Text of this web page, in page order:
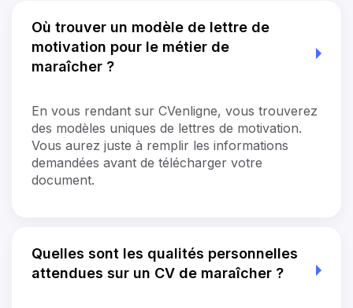
Où trouver un modèle de lettre de
motivation pour le métier de
maraîcher ?
En vous rendant sur CVenligne, vous trouverez
des modèles uniques de lettres de motivation.
Vous aurez juste à remplir les informations
demandées avant de télécharger votre
document.
Quelles sont les qualités personnelles
attendues sur un CV de maraîcher ?